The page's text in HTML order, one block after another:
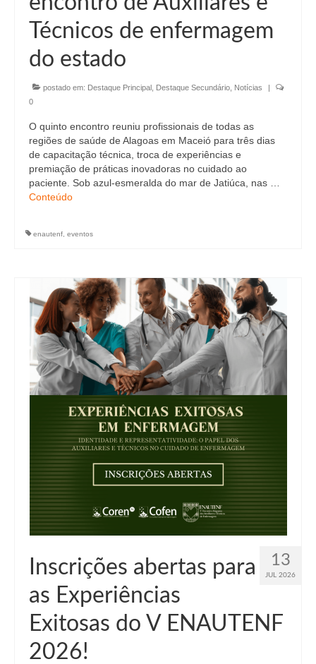
Editais e licitação
Eleições
Fiscalização
Responsabilidade Técnica
Decisões
Portarias
Desagravo Público
Censura Pública
Suspensão do Exercício Profissional
Para Você
Procedimento para registro
Clube de Vantagens
Valores dos serviços
Reserva de auditório
Notícias
Ouvidoria
Fale Conosco
Técnicos de enfermagem
do estado
postado em: Destaque Principal Destaque Secundário Notícias
|
0
O quinto encontro reuniu profissionais de todas as
regiões de saúde de Alagoas em Maceió para três dias
de capacitação técnica, troca de experiências e
premiação de práticas inovadoras no cuidado ao
paciente. Sob azul-esmeralda do mar de Jatiúca, nas …
Conteúdo
enautenf eventos
13
JUL 2026
Inscrições abertas para
as Experiências
Exitosas do V ENAUTENF
2026!